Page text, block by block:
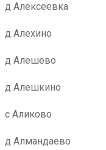
д Алексеевка
д Алехино
д Алешево
д Алешкино
с Аликово
д Алмандаево